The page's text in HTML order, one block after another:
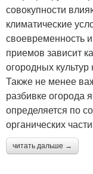
совокупности
климатические
своевременность
приемов зависит
огородных
Также не менее
разбивке огорода
определяется по
органических
читать дальше →